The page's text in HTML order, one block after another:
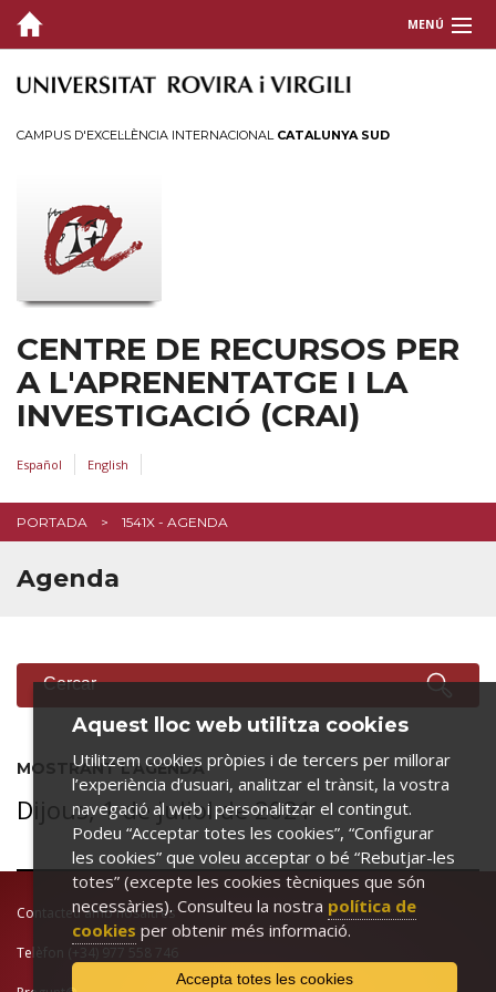
MENÚ
CONEIXEU EL CRAI
INFORMACIÓ PER A...
CAMPUS D'EXCEL·LÈNCIA INTERNACIONAL CATALUNYA SUD
CENTRE DE RECURSOS PER
A L'APRENENTATGE I LA
INVESTIGACIÓ (CRAI)
Español English
PORTADA 1541X - AGENDA
Agenda
CERCADOR
Cercar
MOSTRANT L’AGENDA
Dijous, 1 de juliol de 2021
Contacteu amb nosaltres
Telèfon (+34) 977 558 746
Aquest lloc web utilitza cookies
Utilitzem cookies pròpies i de tercers per millorar
l’experiència d’usuari, analitzar el trànsit, la vostra
navegació al web i personalitzar el contingut.
Podeu “Acceptar totes les cookies”, “Configurar
les cookies” que voleu acceptar o bé “Rebutjar-les
totes” (excepte les cookies tècniques que són
necessàries). Consulteu la nostra política de
cookies per obtenir més informació.
Accepta totes les cookies